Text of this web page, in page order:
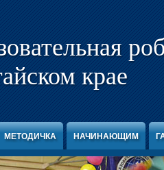
крае
МЕТОДИЧКА НАЧИНАЮЩИМ